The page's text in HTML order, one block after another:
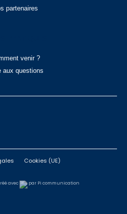
partenaires
venir ?
aux questions
avec par Pi communication
Cookies (UE)